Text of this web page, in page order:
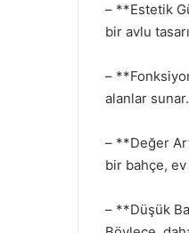
– **Estetik
bir avlu
–
alanlar
– **Değer
bir bahçe, ev
– **Düşük